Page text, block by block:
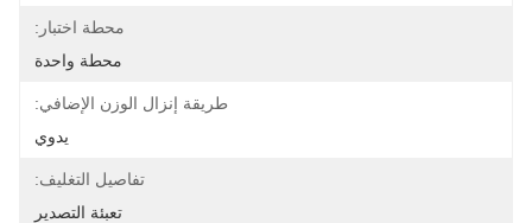
محطة اختبار:
محطة واحدة
طريقة إنزال الوزن الإضافي:
يدوي
تفاصيل التغليف:
تعبئة التصدير